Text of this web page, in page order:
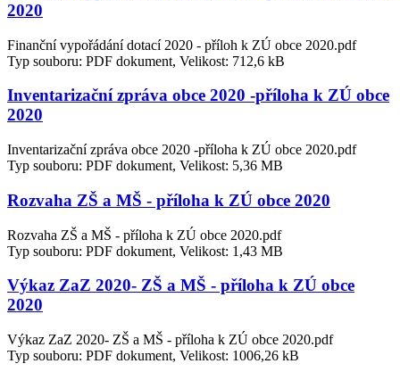
2020
Finanční vypořádání dotací 2020 - příloh k ZÚ obce 2020.pdf
Typ souboru: PDF dokument, Velikost: 712,6 kB
Inventarizační zpráva obce 2020 -příloha k ZÚ obce
2020
Inventarizační zpráva obce 2020 -příloha k ZÚ obce 2020.pdf
Typ souboru: PDF dokument, Velikost: 5,36 MB
Rozvaha ZŠ a MŠ - příloha k ZÚ obce 2020
Rozvaha ZŠ a MŠ - příloha k ZÚ obce 2020.pdf
Typ souboru: PDF dokument, Velikost: 1,43 MB
Výkaz ZaZ 2020- ZŠ a MŠ - příloha k ZÚ obce
2020
Výkaz ZaZ 2020- ZŠ a MŠ - příloha k ZÚ obce 2020.pdf
Typ souboru: PDF dokument, Velikost: 1006,26 kB